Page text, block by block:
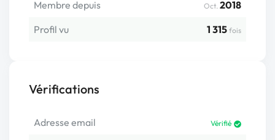
Membre depuis Oct. 2018
Profil vu
1 315 fois
Vérifications
Adresse email Vérifié